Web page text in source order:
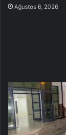
Ağustos 6, 2026